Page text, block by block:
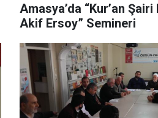
Amasya’da “Kur’an
Akif Ersoy” Semineri